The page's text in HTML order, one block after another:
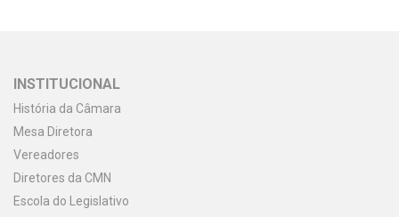
INSTITUCIONAL
História da Câmara
Mesa Diretora
Vereadores
Diretores da CMN
Escola do Legislativo